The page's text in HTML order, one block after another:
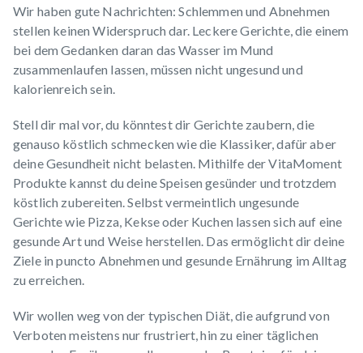
Wir haben gute Nachrichten: Schlemmen und Abnehmen
stellen keinen Widerspruch dar. Leckere Gerichte, die einem
bei dem Gedanken daran das Wasser im Mund
zusammenlaufen lassen, müssen nicht ungesund und
kalorienreich sein.
Stell dir mal vor, du könntest dir Gerichte zaubern, die
genauso köstlich schmecken wie die Klassiker, dafür aber
deine Gesundheit nicht belasten. Mithilfe derVitaMoment
Produkte kannst du deine Speisen gesünder und trotzdem
köstlich zubereiten. Selbst vermeintlich ungesunde
Gerichte wie Pizza, Kekse oder Kuchen lassen sich auf eine
gesunde Art und Weise herstellen. Das ermöglicht dir deine
Ziele in puncto Abnehmen und gesunde Ernährung im Alltag
zu erreichen.
Wir wollen weg von der typischen Diät, die aufgrund von
Verboten meistens nur frustriert, hin zu einer täglichen